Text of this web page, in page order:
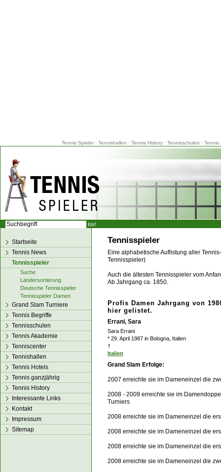
Tennis Spieler· Tennishallen · Tennis History· Tennisschulen · Tennis
Tennisspieler
Eine alphabetische Auflistung aller
Tennisspieler)
Auch die ältesten Tennisspieler vom
Ab Jahrgang ca. 1850.
Profis Damen Jahrgang von
hier gelistet.
Errani, Sara
Sara Errani
* 29. April 1987 in Bologna, Italien
†
Italien
Grand Slam Erfolge:
2007 erreichte sie im Dameneinzel die
2008 - 2009 erreichte sie im
Turniers
2008 erreichte sie im Dameneinzel die
2008 erreichte sie im Dameneinzel die
2008 erreichte sie im Dameneinzel die
2008 erreichte sie im Dameneinzel die
Startseite
Tennis News
Tennisspieler
Suche
Ländersortierung
Deutsche Tennisspieler
Tennisspieler Damen
Grand Slam Turniere
Tennis Begriffe
Tennisschulen
Tennis Akademie
Tenniscenter
Tennishallen
Tennis Hotels
Tennis ganzjährig
Tennis History
Interessante Links
Kontakt
Impressum
Sitemap
los!